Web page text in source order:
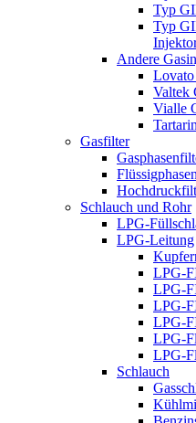
Typ
Typ
Andere
Lovato
Valtek
Vialle
Gasfilter
Schlauch und Rohr
LPG-
LPG-Leitung
LPG-
LPG-
LPG-
LPG-
LPG-
LPG-
Schlauch